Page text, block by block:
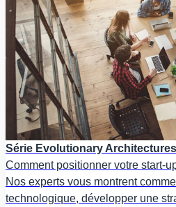
Série Evolutionary
Comment positionner votre start-
Nos experts vous montrent
technologique, développer une